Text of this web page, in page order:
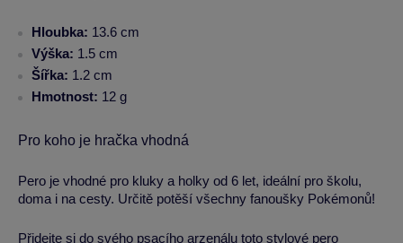
Hloubka: 13.6 cm
Výška: 1.5 cm
Šířka: 1.2 cm
Hmotnost: 12 g
Pro koho je hračka vhodná
Pero je vhodné pro kluky a holky od 6 let, ideální pro školu,
doma i na cesty. Určitě potěší všechny fanoušky Pokémonů!
Přidejte si do svého psacího arzenálu toto stylové pero